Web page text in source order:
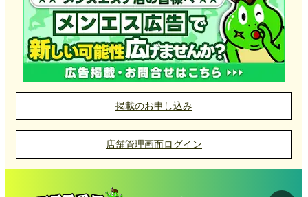
多様なサービスとプライベート空間
マンション型の店舗が主流で、アロマオイルマッサ
ージやリンパマッサージといった癒しの施術をプラ
イベートな空間で受けることができます。
二条駅エリアメンズエステの特長
南森町
堺筋本町
阿波座
京橋(大阪)
四条烏丸
二条
四条河原町
三宮
尼崎
明石
加古川
西宮
滋賀県
草津
彦根
大津
奈良県
奈良 和歌山県
和歌山
栃木県 東京都
神奈川県 千葉県
埼玉県
愛知県 岐阜県
三重県 静岡県
北海道・東北
北海道 岩手県
秋田県 青森県
福島県
九州・沖縄
福岡県 大分県
熊本県 鹿児島県
中国
岡山県 広島県
山口県 鳥取県
北陸・甲信越
四国
掲載のお申し込み
店舗管理画面ログイン